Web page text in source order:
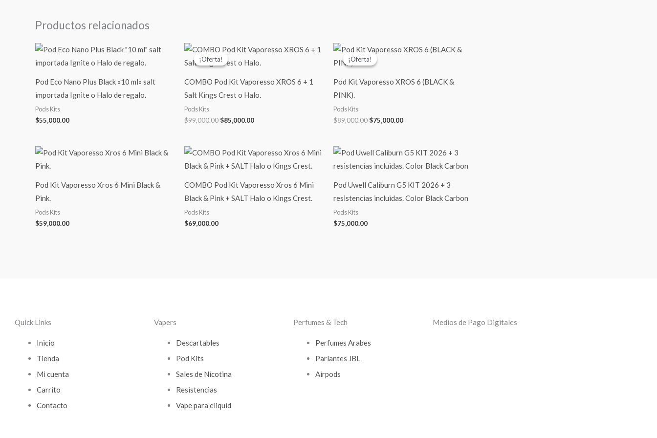
Productos relacionados
Pod Eco Nano Plus Black «10 ml» salt
importada Ignite o Halo de regalo.
Pods Kits
$55,000.00
¡Oferta!
¡Oferta!
COMBO Pod Kit Vaporesso XROS 6 + 1
Salt Kings Crest o Halo.
Pods Kits
$99,000.00
El
precio
original
$99,000.00.
$85,000.00
precio
actual
$85,000.00.
¡Oferta!
¡Oferta!
Pod Kit Vaporesso XROS 6 (BLACK &
PINK).
Pods Kits
$89,000.00
El
precio
original
$89,000.00.
$75,000.00
El
precio
$75,000.00.
Pod Kit Vaporesso Xros 6 Mini Black &
Pink.
Pods Kits
$59,000.00
COMBO Pod Kit Vaporesso Xros 6 Mini
Black & Pink + SALT Halo o Kings Crest.
Pods Kits
$69,000.00
Pod Uwell Caliburn G5 KIT 2026 + 3
resistencias incluidas. Color Black Carbon
Pods Kits
$75,000.00
Quick Links
Inicio
Tienda
Mi cuenta
Carrito
Contacto
Vapers
Descartables
Pod Kits
Sales de Nicotina
Resistencias
Vape para eliquid
Perfumes & Tech
Perfumes Arabes
Parlantes JBL
Airpods
Medios de Pago Digitales